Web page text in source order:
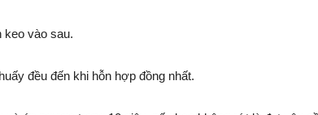
keo vào sau.
đều đến khi hỗn hợp đồng nhất.